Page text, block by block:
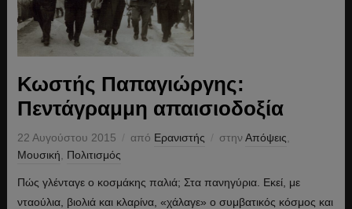
Κωστής Παπαγιώργης:
Πεντάγραμμη απαισιοδοξία
22 Αυγούστου 2015 από Ερανιστής στηνΑπόψεις
Μουσική
Πολιτισμός
Πώς γλένταγε ο κοσμάκης παλιά; Στα πανηγύρια. Εκεί, με
νταούλια, βιολιά και κλαρίνα, «χάλαγε» ο συμβατικός κόσμος και